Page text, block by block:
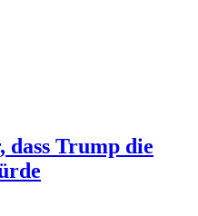
Trump die